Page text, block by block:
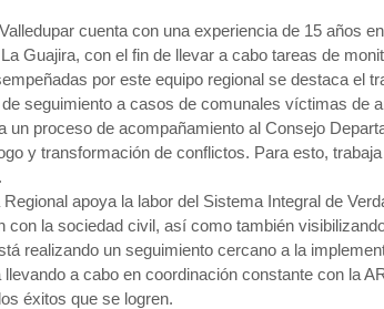
cuenta con una experiencia de 15 años
Guajira, con el fin de llevar a cabo tareas de
por este equipo regional se destaca el
seguimiento a casos de comunales víctimas de
un proceso de acompañamiento al Consejo
y transformación de conflictos. Para esto,
apoya la labor del Sistema Integral de
con la sociedad civil, así como también
realizando un seguimiento cercano a la
a cabo en coordinación constante con la
éxitos que se logren.